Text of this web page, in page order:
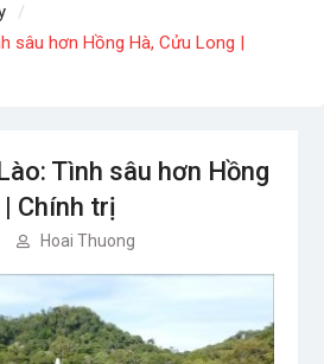
sâu hơn Hồng Hà, Cửu Long |
Tình sâu hơn Hồng
| Chính trị
Hoai Thuong